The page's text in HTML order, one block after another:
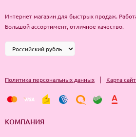
Интернет магазин для быстрых продаж.
Большой ассортимент, отличное качество.
Политика персональных данных | Карта
КОМПАНИЯ